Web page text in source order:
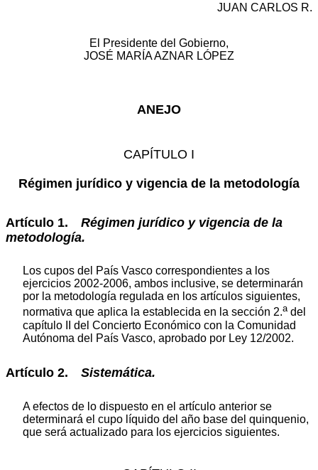
JUAN CARLOS R.
El Presidente del Gobierno,
JOSÉ MARÍA AZNAR LÓPEZ
ANEJO
CAPÍTULO I
Régimen jurídico y vigencia de la metodología
Artículo 1. Régimen jurídico y vigencia de la
metodología.
Los cupos del País Vasco correspondientes a los
ejercicios 2002-2006, ambos inclusive, se determinarán
por la metodología regulada en los artículos siguientes,
normativa que aplica la establecida en la sección 2.a del
capítulo II del Concierto Económico con la Comunidad
Autónoma del País Vasco, aprobado por Ley 12/2002.
Artículo 2. Sistemática.
A efectos de lo dispuesto en el artículo anterior se
determinará el cupo líquido del año base del quinquenio,
que será actualizado para los ejercicios siguientes.